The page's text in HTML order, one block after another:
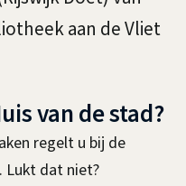
aan de Vliet
van de stad?
regelt u bij de
Lukt dat niet?